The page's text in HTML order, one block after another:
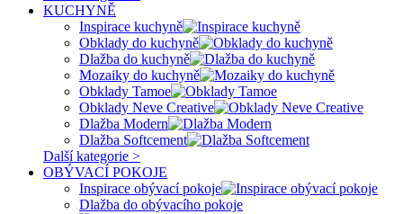
KUCHYNĚ
Inspirace kuchyně
Obklady do kuchyně
Dlažba do kuchyně
Mozaiky do kuchyně
Obklady Tamoe
Obklady Neve Creative
Dlažba Modern
Dlažba Softcement
Další kategorie >
OBÝVACÍ POKOJE
Inspirace obývací pokoje
Dlažba do obývacího pokoje